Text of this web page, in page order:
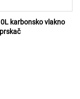
karbonsko vlakno